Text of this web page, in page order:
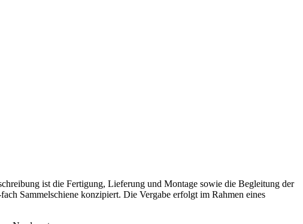
ist die Fertigung, Lieferung und Montage sowie die Begleitung der
Sammelschiene konzipiert. Die Vergabe erfolgt im Rahmen eines